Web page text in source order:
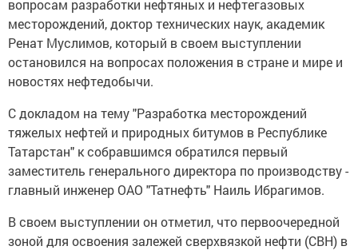
вопросам разработки нефтяных и нефтегазовых
месторождений, доктор технических наук, академик
Ренат Муслимов, который в своем выступлении
остановился на вопросах положения в стране и мире и
новостях нефтедобычи.
С докладом на тему "Разработка месторождений
тяжелых нефтей и природных битумов в Республике
Татарстан" к собравшимся обратился первый
заместитель генерального директора по производству -
главный инженер ОАО "Татнефть" Наиль Ибрагимов.
В своем выступлении он отметил, что первоочередной
зоной для освоения залежей сверхвязкой нефти (СВН) в